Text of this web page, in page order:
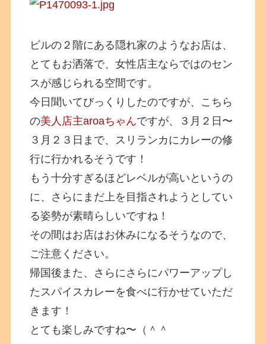
ビルの２階にある隠れ家のようなお店は、
とてもお洒落で、女性店主ならではのセン
スが感じられる空間です。
今日聞いてびっくりしたのですが、こちら
の美人店主aroaちゃんですが、３月２日〜
３月２３日まで、スリランカにカレーの修
行に行かれるそうです！
もう十分すぎるほどレベルが高いというの
に、さらにまだ上を目指されようとしてい
る姿勢が素晴らしいですね！
その間はお店はお休みになるそうなので、
ご注意ください。
帰国後また、さらにさらにパワーアップし
たスパイスカレーを食べに行かせていただ
きます！
とても楽しみですね〜（＾＾